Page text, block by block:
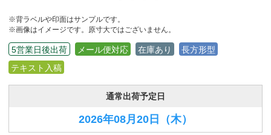
※背ラベルや印面はサンプルです。
※画像はイメージです。原寸大ではございません。
5営業日後出荷 メール便対応 在庫あり
長方形型
テキスト入稿
通常出荷予定日
2026年08月20日 （木）